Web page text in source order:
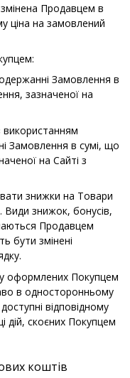
Продавцем в
ціна на замовлений
Замовлення в
зазначеної на
використанням
Замовлення в сумі, що
на Сайті з
знижки на Товари
Види знижок, бонусів,
Продавцем
бути змінені
оформлених Покупцем
в односторонньому
відповідному
дій, скоєних Покупцем
коштів